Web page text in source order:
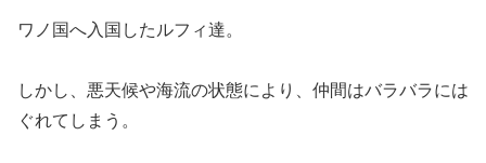
ワノ国へ入国したルフィ達。
しかし、悪天候や海流の状態により、仲間はバラバラには
ぐれてしまう。